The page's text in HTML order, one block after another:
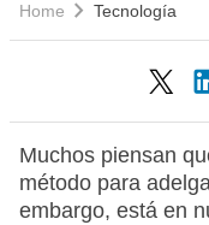
Home Tecnología
Muchos piensan
método para
embargo, está en